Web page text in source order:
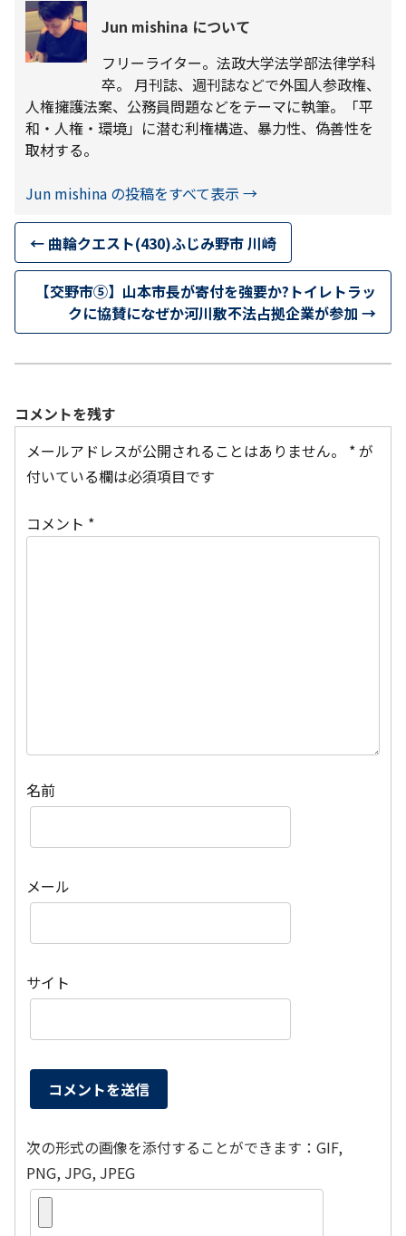
Jun mishina について
フリーライター。法政大学法学部法律学科
卒。 月刊誌、週刊誌などで外国人参政権、
人権擁護法案、公務員問題などをテーマに執筆。「平
和・人権・環境」に潜む利権構造、暴力性、偽善性を
取材する。
Jun mishina の投稿をすべて表示 →
← 曲輪クエスト(430)ふじみ野市 川崎
【交野市⑤】山本市長が寄付を強要か?トイレトラッ
クに協賛になぜか河川敷不法占拠企業が参加 →
コメントを残す
メールアドレスが公開されることはありません。
*が
付いている欄は必須項目です
コメント *
名前
メール
サイト
次の形式の画像を添付することができます：GIF,
PNG, JPG, JPEG